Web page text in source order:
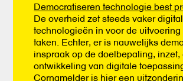
Democratiseren technologie best
De overheid zet steeds vaker
technologieën in voor de
taken. Echter, er is nauwelijks
inspraak op de doelbepaling, inzet,
ontwikkeling van digitale
Cornamelder is hier een